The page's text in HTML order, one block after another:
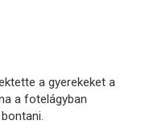
a gyerekeket a
a fotelágyban